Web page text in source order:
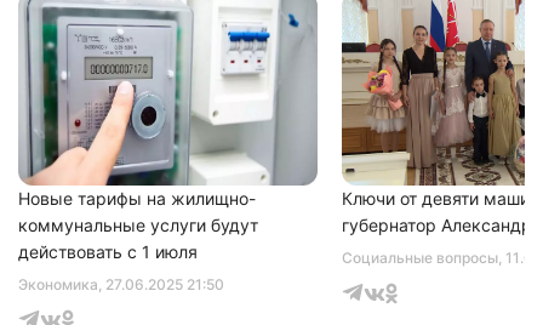
Экономика, 27.06.2025 21:50
Новые тарифы на жилищно-
коммунальные услуги будут
действовать с 1 июля
Социальные вопросы,
Ключи от девяти машин
губернатор Александр